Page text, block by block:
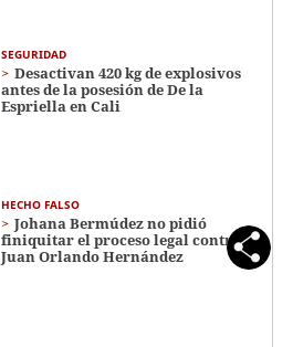
SEGURIDAD
Desactivan 420 kg de explosivos
antes de la posesión de De la
Espriella en Cali
HECHO FALSO
Johana Bermúdez no pidió
finiquitar el proceso legal contra
Juan Orlando Hernández